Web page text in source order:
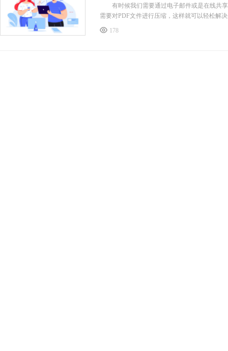
有时候我们需要通过电子邮件或是在线共享
需要对PDF文件进行压缩，这样就可以轻松解
178